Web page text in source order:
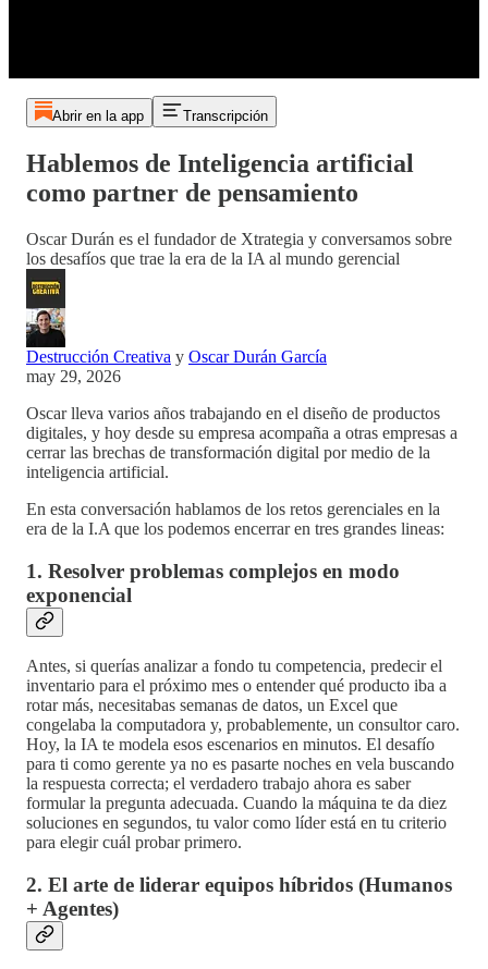
Abrir en la app Transcripción
Hablemos de Inteligencia artificial
como partner de pensamiento
Oscar Durán es el fundador de Xtrategia y conversamos sobre
los desafíos que trae la era de la IA al mundo gerencial
Destrucción Creativa y Oscar Durán García
may 29, 2026
Oscar lleva varios años trabajando en el diseño de productos
digitales, y hoy desde su empresa acompaña a otras empresas a
cerrar las brechas de transformación digital por medio de la
inteligencia artificial.
En esta conversación hablamos de los retos gerenciales en la
era de la I.A que los podemos encerrar en tres grandes lineas:
1. Resolver problemas complejos en modo
exponencial
Antes, si querías analizar a fondo tu competencia, predecir el
inventario para el próximo mes o entender qué producto iba a
rotar más, necesitabas semanas de datos, un Excel que
congelaba la computadora y, probablemente, un consultor caro.
Hoy, la IA te modela esos escenarios en minutos. El desafío
para ti como gerente ya no es pasarte noches en vela buscando
la respuesta correcta; el verdadero trabajo ahora es saber
formular la pregunta adecuada. Cuando la máquina te da diez
soluciones en segundos, tu valor como líder está en tu criterio
para elegir cuál probar primero.
2. El arte de liderar equipos híbridos (Humanos
+ Agentes)